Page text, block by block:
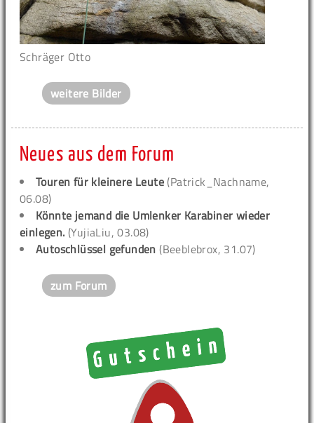
Schräger Otto
weitere Bilder
Neues aus dem Forum
Touren für kleinere Leute (Patrick_Nachname,
06.08)
Könnte jemand die Umlenker Karabiner wieder
einlegen. (YujiaLiu, 03.08)
Autoschlüssel gefunden (Beeblebrox, 31.07)
zum Forum